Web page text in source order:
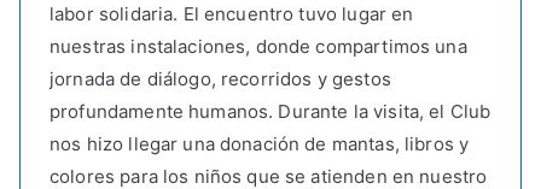
labor solidaria. El encuentro tuvo lugar en
nuestras instalaciones, donde compartimos una
jornada de diálogo, recorridos y gestos
profundamente humanos. Durante la visita, el Club
nos hizo llegar una donación de mantas, libros y
colores para los niños que se atienden en nuestro